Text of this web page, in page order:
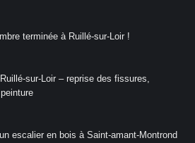
terminée à Ruillé-sur-Loir !
sur-Loir – reprise des fissures,
escalier en bois à Saint-amant-Montrond